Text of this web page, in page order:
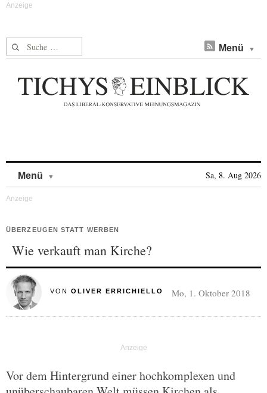
Suche nach: Menü
Menü Sa, 8. Aug 2026
ÜBERZEUGEN STATT WERBEN
Wie verkauft man Kirche?
VON OLIVER ERRICHIELLO Mo, 1. Oktober 2018
Vor dem Hintergrund einer hochkomplexen und